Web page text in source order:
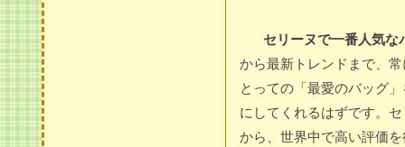
セリーヌで一番人気な
から最新トレンドまで、
とっての「最愛のバッグ
にしてくれるはずです。
から、世界中で高い評価